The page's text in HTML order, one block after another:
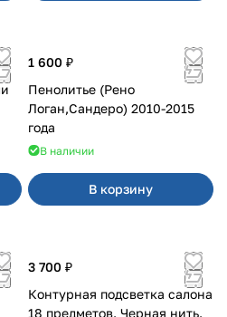
1 600 ₽
Пенолитье (Рено
Логан,Сандеро) 2010-2015
года
В наличии
В корзину
3 700 ₽
Контурная подсветка салона
18 предметов. Черная нить.